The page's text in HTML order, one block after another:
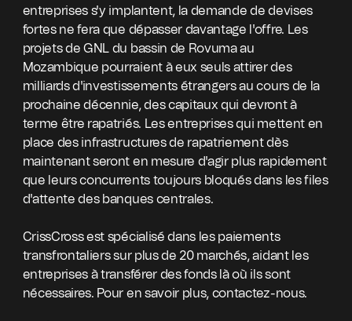
entreprises s'y implantent, la demande de devises
fortes ne fera que dépasser davantage l'offre. Les
projets de GNL du bassin de Rovuma au
Mozambique pourraient à eux seuls attirer des
milliards d'investissements étrangers au cours de la
prochaine décennie, des capitaux qui devront à
terme être rapatriés. Les entreprises qui mettent en
place des infrastructures de rapatriement dès
maintenant seront en mesure d'agir plus rapidement
que leurs concurrents toujours bloqués dans les files
d'attente des banques centrales.
CrissCross est spécialisé dans les paiements
transfrontaliers sur plus de 20 marchés, aidant les
entreprises à transférer des fonds là où ils sont
nécessaires. Pour en savoir plus, contactez-nous.